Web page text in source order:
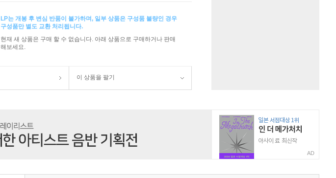
LP는 개봉 후 변심 반품이 불가하며, 일부 상품은 구성품 불량인 경우
구성품만 별도 교환 처리됩니다.
현재 새 상품은 구매 할 수 없습니다. 아래 상품으로 구매하거나 판매
해보세요.
이 상품을 팔기
AD